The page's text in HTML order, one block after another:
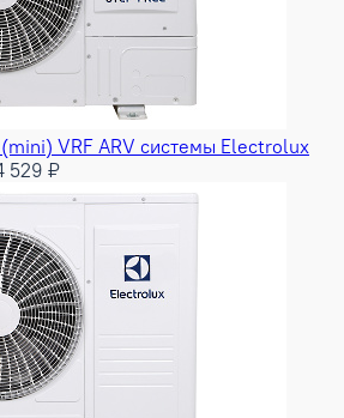
VRF ARV системы Electrolux
529 ₽